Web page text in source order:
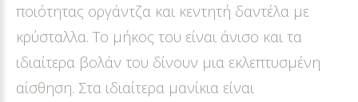
ποιότητας οργάντζα και κεντητή δαντέλα με
κρύσταλλα. Το μήκος του είναι άνισο και τα
ιδιαίτερα βολάν του δίνουν μια εκλεπτυσμένη
αίσθηση. Στα ιδιαίτερα μανίκια είναι